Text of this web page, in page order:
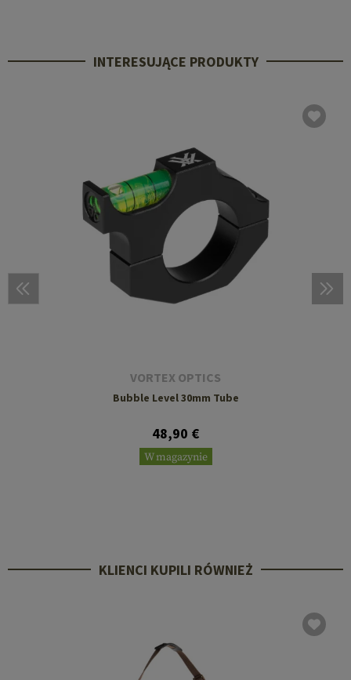
INTERESUJĄCE PRODUKTY
VORTEX OPTICS
Bubble Level 30mm Tube
48,90 €
W magazynie
KLIENCI KUPILI RÓWNIEŻ